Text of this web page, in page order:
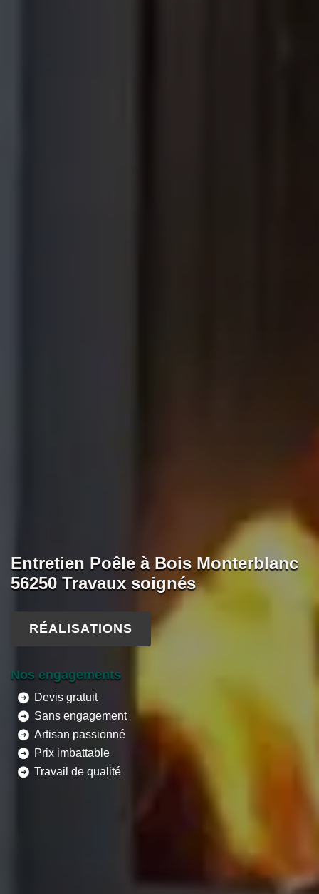
Entretien Poêle à Bois Monterblanc
56250 Travaux soignés
RÉALISATIONS
Nos engagements
Devis gratuit
Sans engagement
Artisan passionné
Prix imbattable
Travail de qualité